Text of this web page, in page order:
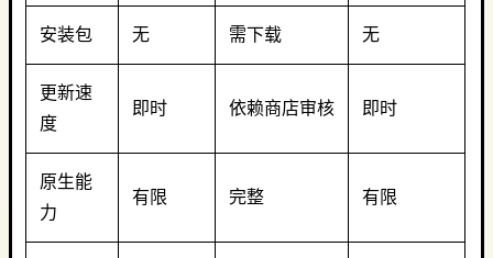
安装包 无 需下载 无
更新速
度
即时 依赖商店审核 即时
原生能
力
有限 完整 有限